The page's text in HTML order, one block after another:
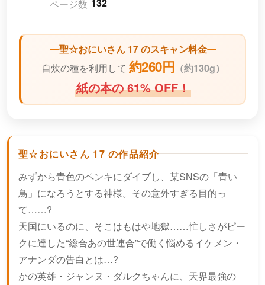
ページ数 132
聖☆おにいさん 17 のスキャン料金
自炊の種を利用して 約260円 （約130g）
紙の本の 61% OFF！
聖☆おにいさん 17 の作品紹介
みずから青色のペンキにダイブし、某SNSの「青い
鳥」になろうとする神様。その意外すぎる目的っ
て……?
天国にいるのに、そこはもはや地獄……忙しさがピー
クに達した“総合あの世連合”で働く悩めるイケメン・
アナンダの告白とは…?
かの英雄・ジャンヌ・ダルクちゃんに、天界最強の